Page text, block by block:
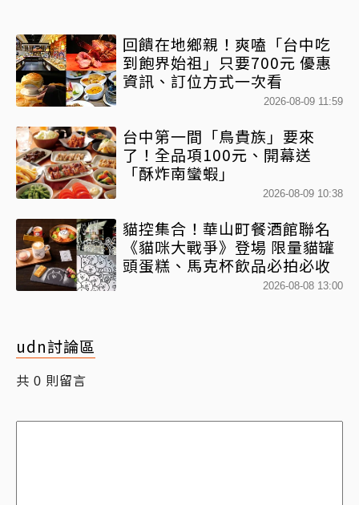
回饋在地鄉親！爽嗑「台中吃
到飽界始祖」只要700元 優惠
資訊、訂位方式一次看
2026-08-09 11:59
台中第一間「鳥貴族」要來
了！全品項100元、開幕送
「酥炸南蠻蝦」
2026-08-09 10:38
貓控集合！華山町餐酒館聯名
《貓咪大戰爭》登場 限量貓罐
頭蛋糕、馬克杯飲品必拍必收
2026-08-08 13:00
udn討論區
共 0 則留言